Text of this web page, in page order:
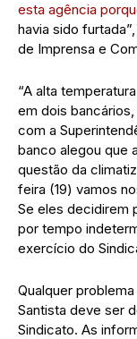
esta agência
havia sido
de Imprensa e
“A alta
em dois
com a
banco alegou que
questão da
feira (19) vamos
Se eles decidirem
por tempo
exercício do
Qualquer
Santista deve ser
Sindicato. As